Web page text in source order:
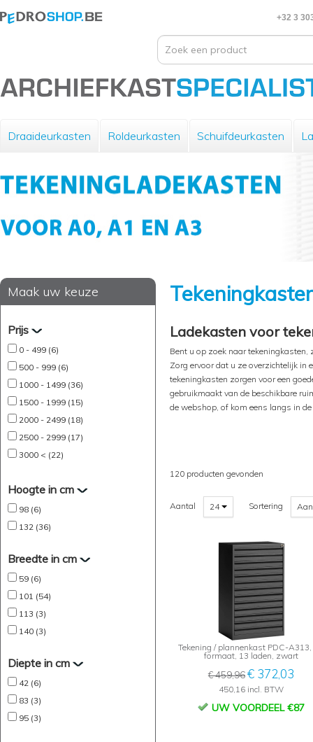
+32 3
Draaideurkasten Roldeurkasten Schuifdeurkasten
Maak uw keuze
Prijs
0 - 499 (6)
500 - 999 (6)
1000 - 1499 (36)
1500 - 1999 (15)
2000 - 2499 (18)
2500 - 2999 (17)
3000 < (22)
Hoogte in cm
98 (6)
132 (36)
Breedte in cm
59 (6)
101 (54)
113 (3)
140 (3)
Diepte in cm
42 (6)
83 (3)
95 (3)
Ladekasten voor
Bent u op zoek naar
Zorg ervoor dat u ze overzichtelijk in
tekeningkasten zorgen voor een
gebruikmaakt van de beschikbare
de webshop, of kom eens langs in
120 producten gevonden
Aantal 24 Sortering
Tekening / plannenkast PDC-
formaat, 13 laden, zwart
€ 459,96€ 372,03
450,16 incl. BTW
UW VOORDEEL €87